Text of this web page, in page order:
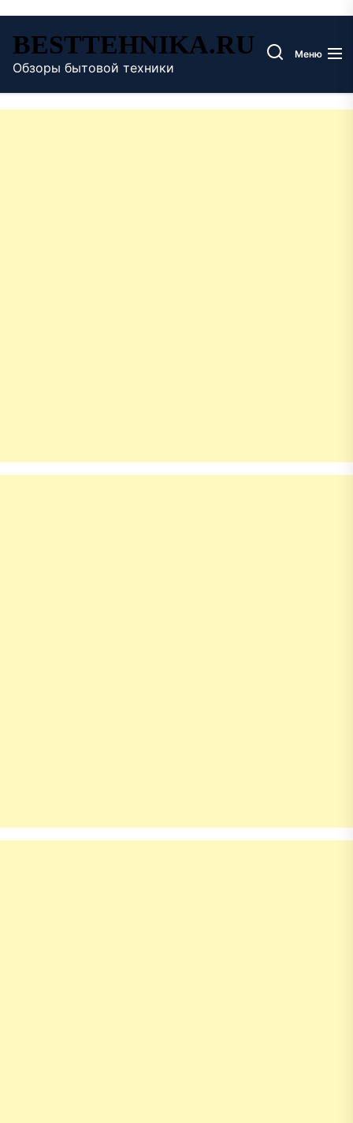
содержимому
BESTTEHNIKA.RU
Обзоры бытовой техники
Меню